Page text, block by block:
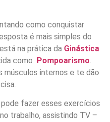
como conquistar
é mais simples do
na prática da Ginástica
como Pompoarismo
internos e te dão
fazer esses exercícios
trabalho, assistindo TV –